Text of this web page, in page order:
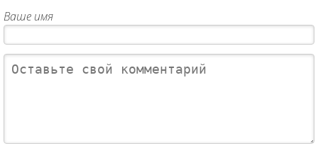
Ваше имя